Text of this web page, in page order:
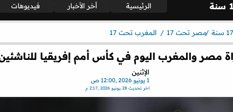
الرئيسية أخر الأخبار فيديوهات
مصر تحت 17 المغرب تحت 17
مصر والمغرب اليوم في كأس أمم إفريقيا
الإثنين
1 يونيو 2026 ,12:00 ص
اخر تحديث 28 يونيو 2026 ,2:17 م